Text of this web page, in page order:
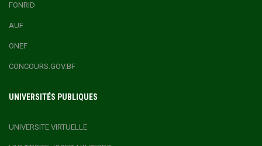
FONRID
AUF
ONEF
CONCOURS.GOV.BF
UNIVERSITÉS PUBLIQUES
UNIVERSITE VIRTUELLE